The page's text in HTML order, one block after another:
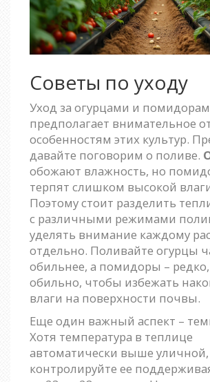
Советы по уходу
Уход за огурцами и
предполагает внимательное
особенностям этих культур.
давайте поговорим о поливе.
обожают влажность, но
терпят слишком высокой
Поэтому стоит разделить
с различными режимами
уделять внимание каждому
отдельно. Поливайте огурцы
обильнее, а помидоры –
обильно, чтобы избежать
влаги на поверхности почвы.
Еще один важный аспект –
Хотя температура в теплице
автоматически выше уличной,
контролируйте ее